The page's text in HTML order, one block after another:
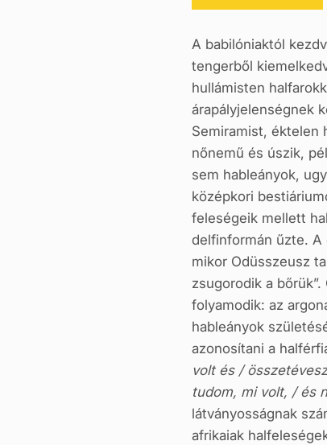
A babilóniaktól
tengerből
hullámisten
árapályjelenségnek
Semiramist, éktelen
nőnemű és úszik,
sem hableányok,
középkori
feleségeik mellett
delfinformán űzte. A
mikor Odüsszeusz
zsugorodik a
folyamodik: az
hableányok
azonosítani a
volt és /
tudom, mi volt, / és
látványosságnak
afrikaiak